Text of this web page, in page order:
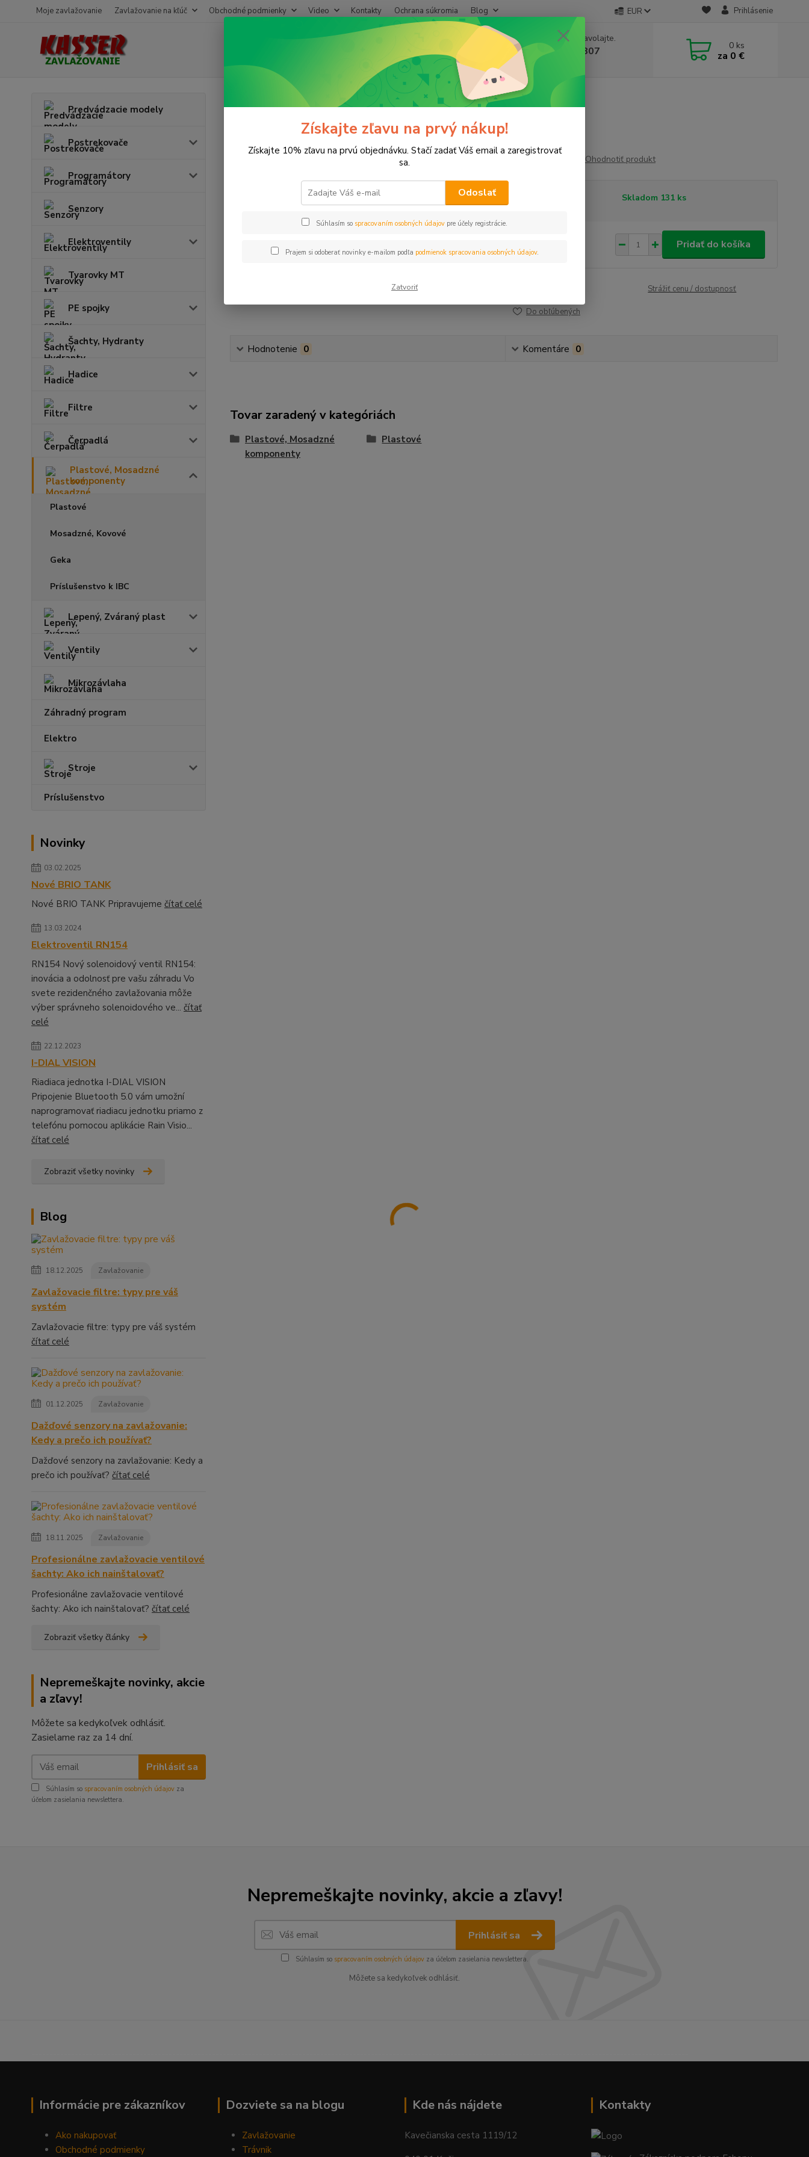
Moje zavlažovanie Zavlažovanie na kľúč Obchodné podmienky Video Kontakty Ochrana súkromia Blog EUR Prihlásenie
Neviete si rady? Zavolajte.
+421 911 131 807
(Po-Pia, 8-17 hod.)
0 ks
za 0 €
Predvádzacie modely
Postrekovače
Programátory
Senzory
Elektroventily
Tvarovky MT
PE spojky
Šachty, Hydranty
Hadice
Filtre
Čerpadlá
Plastové, Mosadzné
komponenty
Plastové
Mosadzné, Kovové
Geka
Príslušenstvo k IBC
Lepený, Zváraný plast
Ventily
Mikrozávlaha
Záhradný program
Elektro
Stroje
Príslušenstvo
Novinky
03.02.2025
Nové BRIO TANK
Nové BRIO TANK Pripravujeme čítať celé
13.03.2024
Elektroventil RN154
RN154 Nový solenoidový ventil RN154:
inovácia a odolnosť pre vašu záhradu Vo
svete rezidenčného zavlažovania môže
výber správneho solenoidového ve... čítať
celé
22.12.2023
I-DIAL VISION
Riadiaca jednotka I-DIAL VISION
Pripojenie Bluetooth 5.0 vám umožní
naprogramovať riadiacu jednotku priamo z
telefónu pomocou aplikácie Rain Visio...
čítať celé
Zobraziť všetky novinky
Blog
18.12.2025 Zavlažovanie
Zavlažovacie filtre: typy pre váš
systém
Zavlažovacie filtre: typy pre váš systém
čítať celé
01.12.2025 Zavlažovanie
Dažďové senzory na zavlažovanie:
Kedy a prečo ich používať?
Dažďové senzory na zavlažovanie: Kedy a
prečo ich používať? čítať celé
18.11.2025 Zavlažovanie
Profesionálne zavlažovacie ventilové
šachty: Ako ich nainštalovať?
Profesionálne zavlažovacie ventilové
šachty: Ako ich nainštalovať? čítať celé
Zobraziť všetky články
Nepremeškajte novinky, akcie
a zľavy!
Môžete sa kedykoľvek odhlásiť.
Zasielame raz za 14 dní.
Prihlásiť sa
Súhlasím so spracovaním osobných údajov za
účelom zasielania newslettera.
Plastové, Mosadzné komponenty L-kus 3/4" vnz/voz
L-kus 3/4" vnz/voz
Ohodnotiť produkt
Skladom 131 ks
0,93 €
Pridať do košíka
Strážiť cenu / dostupnosť
Do obľúbených
Hodnotenie 0 Komentáre 0
Tovar zaradený v kategóriách
Plastové, Mosadzné
komponenty
Plastové
Nepremeškajte novinky, akcie a zľavy!
Prihlásiť sa
Súhlasím so spracovaním osobných údajovza účelom zasielania newslettera.
Môžete sa kedykoľvek odhlásiť.
Informácie pre zákazníkov
Ako nakupovať
Obchodné podmienky
Dozviete sa na blogu
Zavlažovanie
Trávnik
Kde nás nájdete
Kavečianska cesta 1119/12
Kontakty
Získajte zľavu na prvý nákup!
Získajte 10% zľavu na prvú objednávku. Stačí zadať Váš email a zaregistrovať
sa.
Odoslať
Súhlasím so spracovaním osobných údajov pre účely registrácie.
Prajem si odoberať novinky e-mailom podľa podmienok spracovania osobných údajov.
Zatvoriť